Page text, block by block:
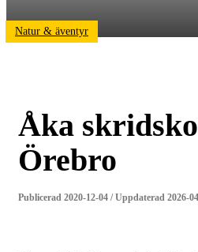
Natur & äventyr
Åka
Örebro
Publicerad 2020-12-04 / Uppdaterad 2026-